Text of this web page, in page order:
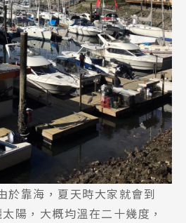
於靠海，夏天時大家就會到
陽，大概均溫在二十幾度，